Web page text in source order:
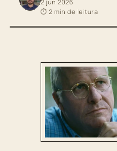
2 jun 2026
⏱ 2 min de leitura